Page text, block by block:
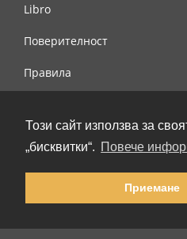
Този сайт използва за
„бисквитки“. Повече
Приемане
Libro
Поверителност
Правила
© 2002-2026